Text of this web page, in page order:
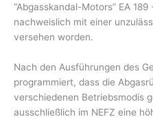
“Abgasskandal-Motors” EA
nachweislich mit einer
versehen worden.
Nach den Ausführungen des
programmiert, dass die
verschiedenen Betriebsmodis
ausschließlich im NEFZ eine